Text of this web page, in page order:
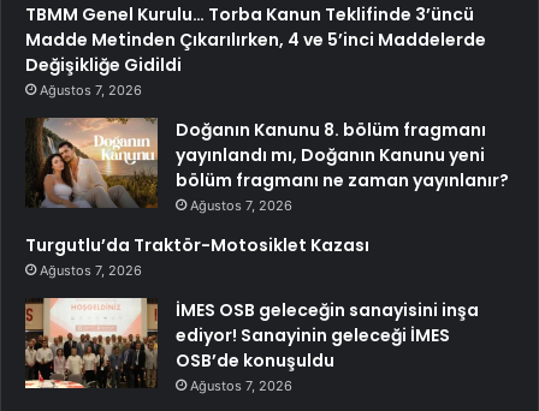
TBMM Genel Kurulu… Torba Kanun Teklifinde 3’üncü
Madde Metinden Çıkarılırken, 4 ve 5’inci Maddelerde
Değişikliğe Gidildi
Ağustos 7, 2026
Doğanın Kanunu 8. bölüm fragmanı
yayınlandı mı, Doğanın Kanunu yeni
bölüm fragmanı ne zaman yayınlanır?
Ağustos 7, 2026
Turgutlu’da Traktör-Motosiklet Kazası
Ağustos 7, 2026
İMES OSB geleceğin sanayisini inşa
ediyor! Sanayinin geleceği İMES
OSB’de konuşuldu
Ağustos 7, 2026